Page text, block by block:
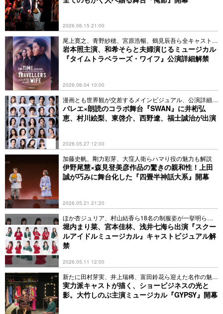
2026.06.15 21:00
尾上寛之、青野紗穂、宮原浩暢、鶴見辰吾ら全キャストも
発表
岩本照主演、和希そらと夫婦演じるミュージカル
『タイムトラベラーズ・ワイフ』公演詳細解禁
2026.06.04 10:00
漫画とも世界観が交差するメインビジュアル、公演詳細も
解禁
バレエ×朗読のコラボ舞台『SWAN』に井桁弘
恵、村川絵梨、東啓介、西野遼、福士誠治が出演
2026.05.27 12:00
加藤史帆、剛力彩芽、大窪人衛らハマり役の魅力も解説
伊野尾慧×森見登美彦作品の驚きの親和性！上田
誠が巧みに舞台化した『四畳半神話大系』開幕
2026.05.21 21:20
ほか杏ジュリア、村⼭結⾹ら18名の制服姿が一挙明らか
に
堀内まり菜、宮本佳林、浅井七海ら出演『スクー
ルアイドルミュージカル』キャストビジュアル解
禁
2026.05.11 12:00
新たに田村芽実、井上瑞稀、富田鈴花ら迎えた名作の魅力
とは
実力派キャストが描く、ショービジネスの光と
影。大竹しのぶ主演ミュージカル『GYPSY』開幕